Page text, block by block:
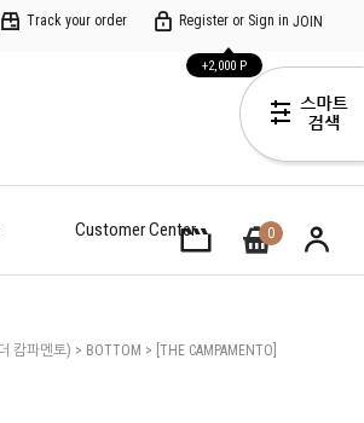
Track your order Register or Sign in JOIN
+2,000 P
Customer Center 0
캄파멘토) > BOTTOM > [THE CAMPAMENTO]